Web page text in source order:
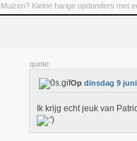
Muizen? Kleine harige opdonders met
quote:
Op dinsdag 9 juni
Ik krijg echt jeuk van